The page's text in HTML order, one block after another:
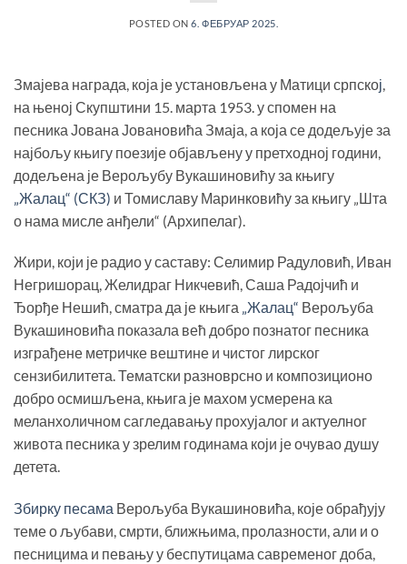
POSTED ON6. ФЕБРУАР 2025.
Змајева награда, која је установљена у Матици српској
на њеној Скупштини 15. марта 1953. у спомен на
песника Јована Јовановића Змаја, а која се додељује за
најбољу књигу поезије објављену у претходној години,
додељена је Верољубу Вукашиновићу за књигу
„Жалац“ (СКЗ) и Томиславу Маринковићу за књигу „Шта
о нама мисле анђели“ (Архипелаг).
Жири, који је радио у саставу: Селимир Радуловић, Иван
Негришорац, Желидраг Никчевић, Саша Радојчић и
Ђорђе Нешић, сматра да је књига „Жалац“ Верољуба
Вукашиновића показала већ добро познатог песника
изграђене метричке вештине и чистог лирског
сензибилитета. Тематски разноврсно и композиционо
добро осмишљена, књига је махом усмерена ка
меланхоличном сагледавању прохујалог и актуелног
живота песника у зрелим годинама који је очувао душу
детета.
Збирку песама Верољуба Вукашиновића, које обрађују
теме о љубави, смрти, ближњима, пролазности, али и о
песницима и певању у беспутицама савременог доба,